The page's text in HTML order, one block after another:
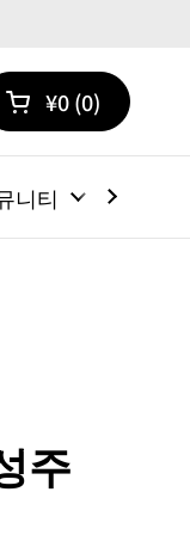
카트 열기
쇼핑 카트 총계:
¥0 0
카트 내에 제품
니티
주